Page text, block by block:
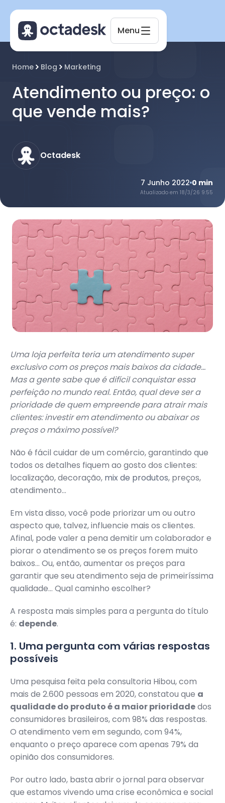
Menu
Home Blog Marketing
Atendimento ou preço: o
que vende mais?
Octadesk
7 Junho 2022 0 min
Atualizado em 18/3/26 9:55
Uma loja perfeita teria um atendimento super
exclusivo com os preços mais baixos da cidade…
Mas a gente sabe que é difícil conquistar essa
perfeição no mundo real. Então, qual deve ser a
prioridade de quem empreende para atrair mais
clientes: investir em atendimento ou abaixar os
preços o máximo possível?
Não é fácil cuidar de um comércio, garantindo que
todos os detalhes fiquem ao gosto dos clientes:
localização, decoração, mix de produtos, preços,
atendimento…
Em vista disso, você pode priorizar um ou outro
aspecto que, talvez, influencie mais os clientes.
Afinal, pode valer a pena demitir um colaborador e
piorar o atendimento se os preços forem muito
baixos… Ou, então, aumentar os preços para
garantir que seu atendimento seja de primeiríssima
qualidade… Qual caminho escolher?
A resposta mais simples para a pergunta do título
é: depende.
1. Uma pergunta com várias respostas
possíveis
Uma pesquisa feita pela consultoria Hibou, com
mais de 2.600 pessoas em 2020, constatou que a
qualidade do produto é a maior prioridadedos
consumidores brasileiros, com 98% das respostas.
O atendimento vem em segundo, com 94%,
enquanto o preço aparece com apenas 79% da
opinião dos consumidores.
Por outro lado, basta abrir o jornal para observar
que estamos vivendo uma crise econômica e social
Online agora